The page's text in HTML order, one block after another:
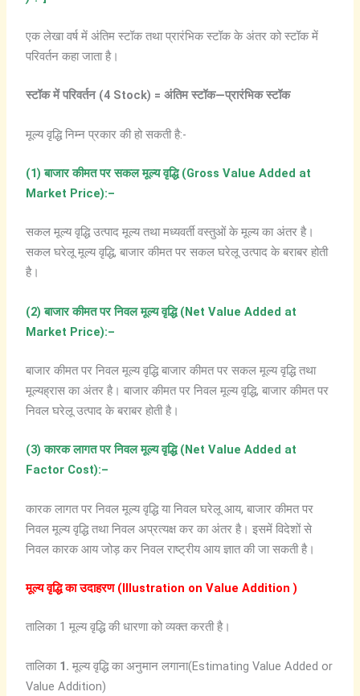
एक लेखा वर्ष में अंतिम स्टॉक तथा प्रारंभिक स्टॉक के अंतर को स्टॉक में
परिवर्तन कहा जाता है।
स्टॉकमेंपरिवर्तन (4 Stock) = अंतिमस्टॉक—प्रारंभिकस्टॉक
मूल्य वृद्धि निम्न प्रकार की हो सकती है:-
(1)बाजारकीमतपरसकलमूल्यवृद्धि (Gross Value Added at
Market Price):–
सकल मूल्य वृद्धि उत्पाद मूल्य तथा मध्यवर्ती वस्तुओं के मूल्य का अंतर है।
सकल घरेलू मूल्य वृद्धि, बाजार कीमत पर सकल घरेलू उत्पाद के बराबर होती
है।
(2)बाजारकीमतपरनिवलमूल्यवृद्धि (Net Value Added at
Market Price):–
बाजार कीमत पर निवल मूल्य वृद्धि बाजार कीमत पर सकल मूल्य वृद्धि तथा
मूल्यह्रास का अंतर है। बाजार कीमत पर निवल मूल्य वृद्धि, बाजार कीमत पर
निवल घरेलू उत्पाद के बराबर होती है।
(3)कारकलागतपरनिवलमूल्यवृद्धि (Net Value Added at
Factor Cost):–
कारक लागत पर निवल मूल्य वृद्धि या निवल घरेलू आय, बाजार कीमत पर
निवल मूल्य वृद्धि तथा निवल अप्रत्यक्ष कर का अंतर है। इसमें विदेशों से
निवल कारक आय जोड़ कर निवल राष्ट्रीय आय ज्ञात की जा सकती है।
मूल्यवृद्धिकाउदाहरण (Illustration on Value Addition )
तालिका 1 मूल्य वृद्धि की धारणा को व्यक्त करती है।
तालिका 1. मूल्य वृद्धि का अनुमान लगाना(Estimating Value Added or
Value Addition)